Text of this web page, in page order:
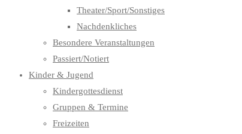
Theater/Sport/Sonstiges
Nachdenkliches
Besondere Veranstaltungen
Passiert/Notiert
Kinder & Jugend
Kindergottesdienst
Gruppen & Termine
Freizeiten